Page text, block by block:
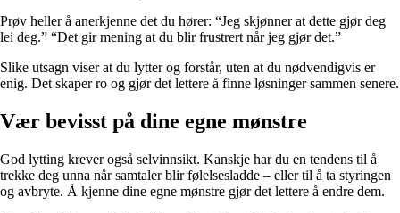
Prøv heller å anerkjenne det du hører: “Jeg skjønner at dette gjør deg
lei deg.” “Det gir mening at du blir frustrert når jeg gjør det.”
Slike utsagn viser at du lytter og forstår, uten at du nødvendigvis er
enig. Det skaper ro og gjør det lettere å finne løsninger sammen senere.
Vær bevisst på dine egne mønstre
God lytting krever også selvinnsikt. Kanskje har du en tendens til å
trekke deg unna når samtaler blir følelsesladde – eller til å ta styringen
og avbryte. Å kjenne dine egne mønstre gjør det lettere å endre dem.